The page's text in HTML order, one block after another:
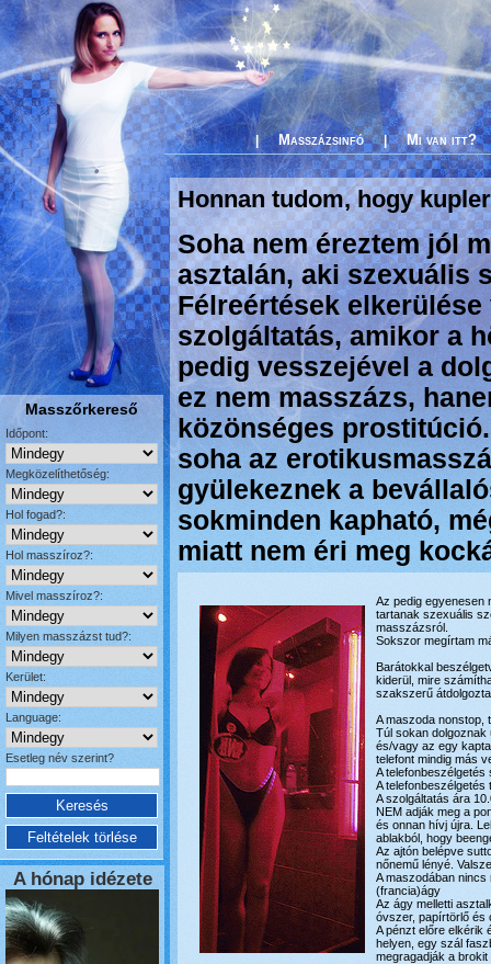
Masszőrkereső
Időpont:
Megközelíthetőség:
Hol fogad?:
Hol masszíroz?:
Mivel masszíroz?:
Milyen masszázst tud?:
Kerület:
Language:
Esetleg név szerint?
A hónap idézete
| Masszázsinfó | Mi van itt?
Honnan tudom, hogy
Soha nem éreztem jól
asztalán, aki szexuális
Félreértések
szolgáltatás, amikor a
pedig vesszejével a
ez nem masszázs,
közönséges
soha az
gyülekeznek a
sokminden kapható,
miatt nem éri meg
Az pedig egyenesen
tartanak szexuális
masszázsról.
Sokszor megírtam
Barátokkal
kiderül, mire
szakszerű
A maszoda nonstop,
Túl sokan dolgoznak
és/vagy az egy
telefont mindig más
A
A telefonbeszélgetés
A szolgáltatás ára
NEM adják meg a
és onnan hívj újra.
ablakból, hogy
Az ajtón belépve
nőnemű lényé.
A maszodában
(francia)ágy
Az ágy melletti
óvszer, papírtörlő és
A pénzt előre elkérik
helyen, egy szál
megragadják a